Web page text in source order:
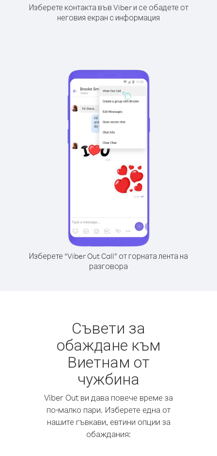
Изберете контакта във Viber и се обадете от
неговия екран с информация
Изберете “Viber Out Call” от горната лента на
разговора
Съвети за
обаждане към
Виетнам от
чужбина
Viber Out ви дава повече време за
по-малко пари. Изберете една от
нашите гъвкави, евтини опции за
обаждания: